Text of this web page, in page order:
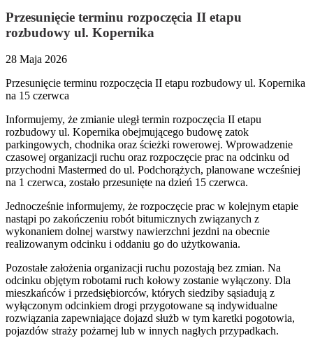
Przesunięcie terminu rozpoczęcia II etapu
rozbudowy ul. Kopernika
28 Maja 2026
Przesunięcie terminu rozpoczęcia II etapu rozbudowy ul. Kopernika
na 15 czerwca
Informujemy, że zmianie uległ termin rozpoczęcia II etapu
rozbudowy ul. Kopernika obejmującego budowę zatok
parkingowych, chodnika oraz ścieżki rowerowej. Wprowadzenie
czasowej organizacji ruchu oraz rozpoczęcie prac na odcinku od
przychodni Mastermed do ul. Podchorążych, planowane wcześniej
na 1 czerwca, zostało przesunięte na dzień 15 czerwca.
Jednocześnie informujemy, że rozpoczęcie prac w kolejnym etapie
nastąpi po zakończeniu robót bitumicznych związanych z
wykonaniem dolnej warstwy nawierzchni jezdni na obecnie
realizowanym odcinku i oddaniu go do użytkowania.
Pozostałe założenia organizacji ruchu pozostają bez zmian. Na
odcinku objętym robotami ruch kołowy zostanie wyłączony. Dla
mieszkańców i przedsiębiorców, których siedziby sąsiadują z
wyłączonym odcinkiem drogi przygotowane są indywidualne
rozwiązania zapewniające dojazd służb w tym karetki pogotowia,
pojazdów straży pożarnej lub w innych nagłych przypadkach.